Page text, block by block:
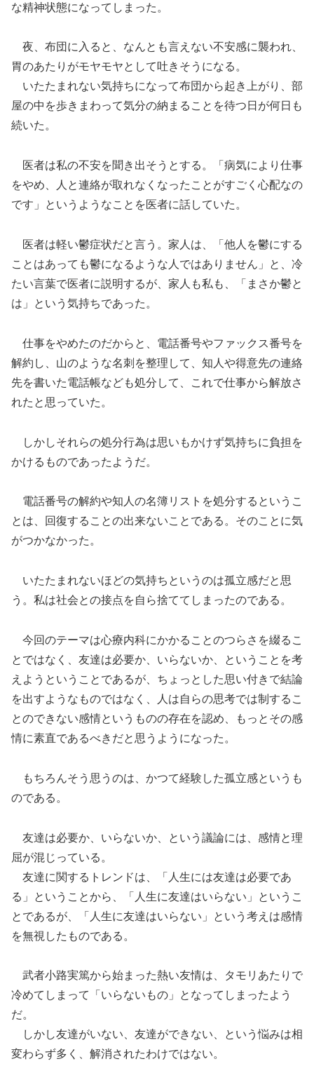
な精神状態になってしまった。
夜、布団に入ると、なんとも言えない不安感に襲われ、
胃のあたりがモヤモヤとして吐きそうになる。
いたたまれない気持ちになって布団から起き上がり、部
屋の中を歩きまわって気分の納まることを待つ日が何日も
続いた。
医者は私の不安を聞き出そうとする。「病気により仕事
をやめ、人と連絡が取れなくなったことがすごく心配なの
です」というようなことを医者に話していた。
医者は軽い鬱症状だと言う。家人は、「他人を鬱にする
ことはあっても鬱になるような人ではありません」と、冷
たい言葉で医者に説明するが、家人も私も、「まさか鬱と
は」という気持ちであった。
仕事をやめたのだからと、電話番号やファックス番号を
解約し、山のような名刺を整理して、知人や得意先の連絡
先を書いた電話帳なども処分して、これで仕事から解放さ
れたと思っていた。
しかしそれらの処分行為は思いもかけず気持ちに負担を
かけるものであったようだ。
電話番号の解約や知人の名簿リストを処分するというこ
とは、回復することの出来ないことである。そのことに気
がつかなかった。
いたたまれないほどの気持ちというのは孤立感だと思
う。私は社会との接点を自ら捨ててしまったのである。
今回のテーマは心療内科にかかることのつらさを綴るこ
とではなく、友達は必要か、いらないか、ということを考
えようということであるが、ちょっとした思い付きで結論
を出すようなものではなく、人は自らの思考では制するこ
とのできない感情というものの存在を認め、もっとその感
情に素直であるべきだと思うようになった。
もちろんそう思うのは、かつて経験した孤立感というも
のである。
友達は必要か、いらないか、という議論には、感情と理
屈が混じっている。
友達に関するトレンドは、「人生には友達は必要であ
る」ということから、「人生に友達はいらない」というこ
とであるが、「人生に友達はいらない」という考えは感情
を無視したものである。
武者小路実篤から始まった熱い友情は、タモリあたりで
冷めてしまって「いらないもの」となってしまったよう
だ。
しかし友達がいない、友達ができない、という悩みは相
変わらず多く、解消されたわけではない。